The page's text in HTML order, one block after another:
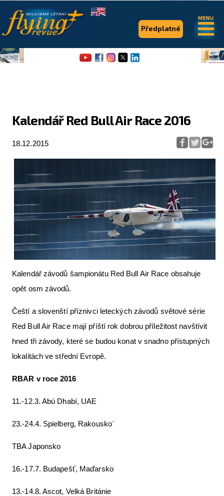
Kalendář Red Bull Air Race 2016
18.12.2015
Kalendář závodů šampionátu Red Bull Air Race obsahuje
opět osm závodů.
Čeští a slovenští příznivci leteckých závodů světové série
Red Bull Air Race mají příští rok dobrou příležitost navštívit
hned tři závody, které se budou konat v snadno přístupných
lokalitách ve střední Evropě.
RBAR v roce 2016
11.-12.3. Abú Dhabí, UAE
23.-24.4. Spielberg, Rakousko¨
TBA Japonsko
16.-17.7. Budapešť, Maďarsko
13.-14.8. Ascot, Velká Británie
Předplatné
.
Expedice
Série & speciály
Letecká videa
Letecká muzea
The SAFE Guide app
Inzerujte s námi